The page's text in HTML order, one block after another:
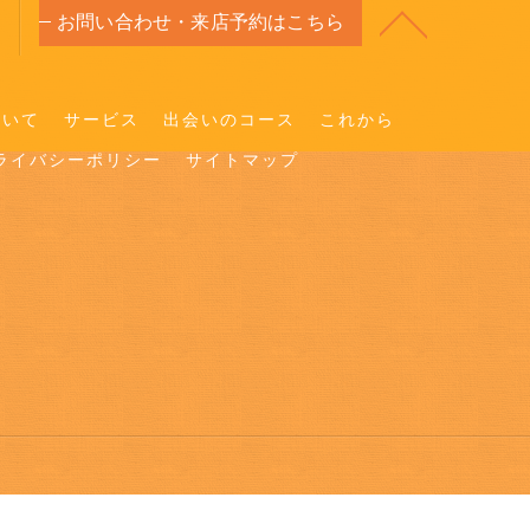
お問い合わせ・来店予約はこちら
て サービス 出会いのコース これから
イバシーポリシー サイトマップ